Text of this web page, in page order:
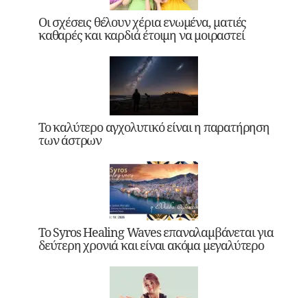
Οι σχέσεις θέλουν χέρια ενωμένα, ματιές
καθαρές και καρδιά έτοιμη να μοιραστεί
Το καλύτερο αγχολυτικό είναι η παρατήρηση
των άστρων
Το Syros Healing Waves επαναλαμβάνεται για
δεύτερη χρονιά και είναι ακόμα μεγαλύτερο